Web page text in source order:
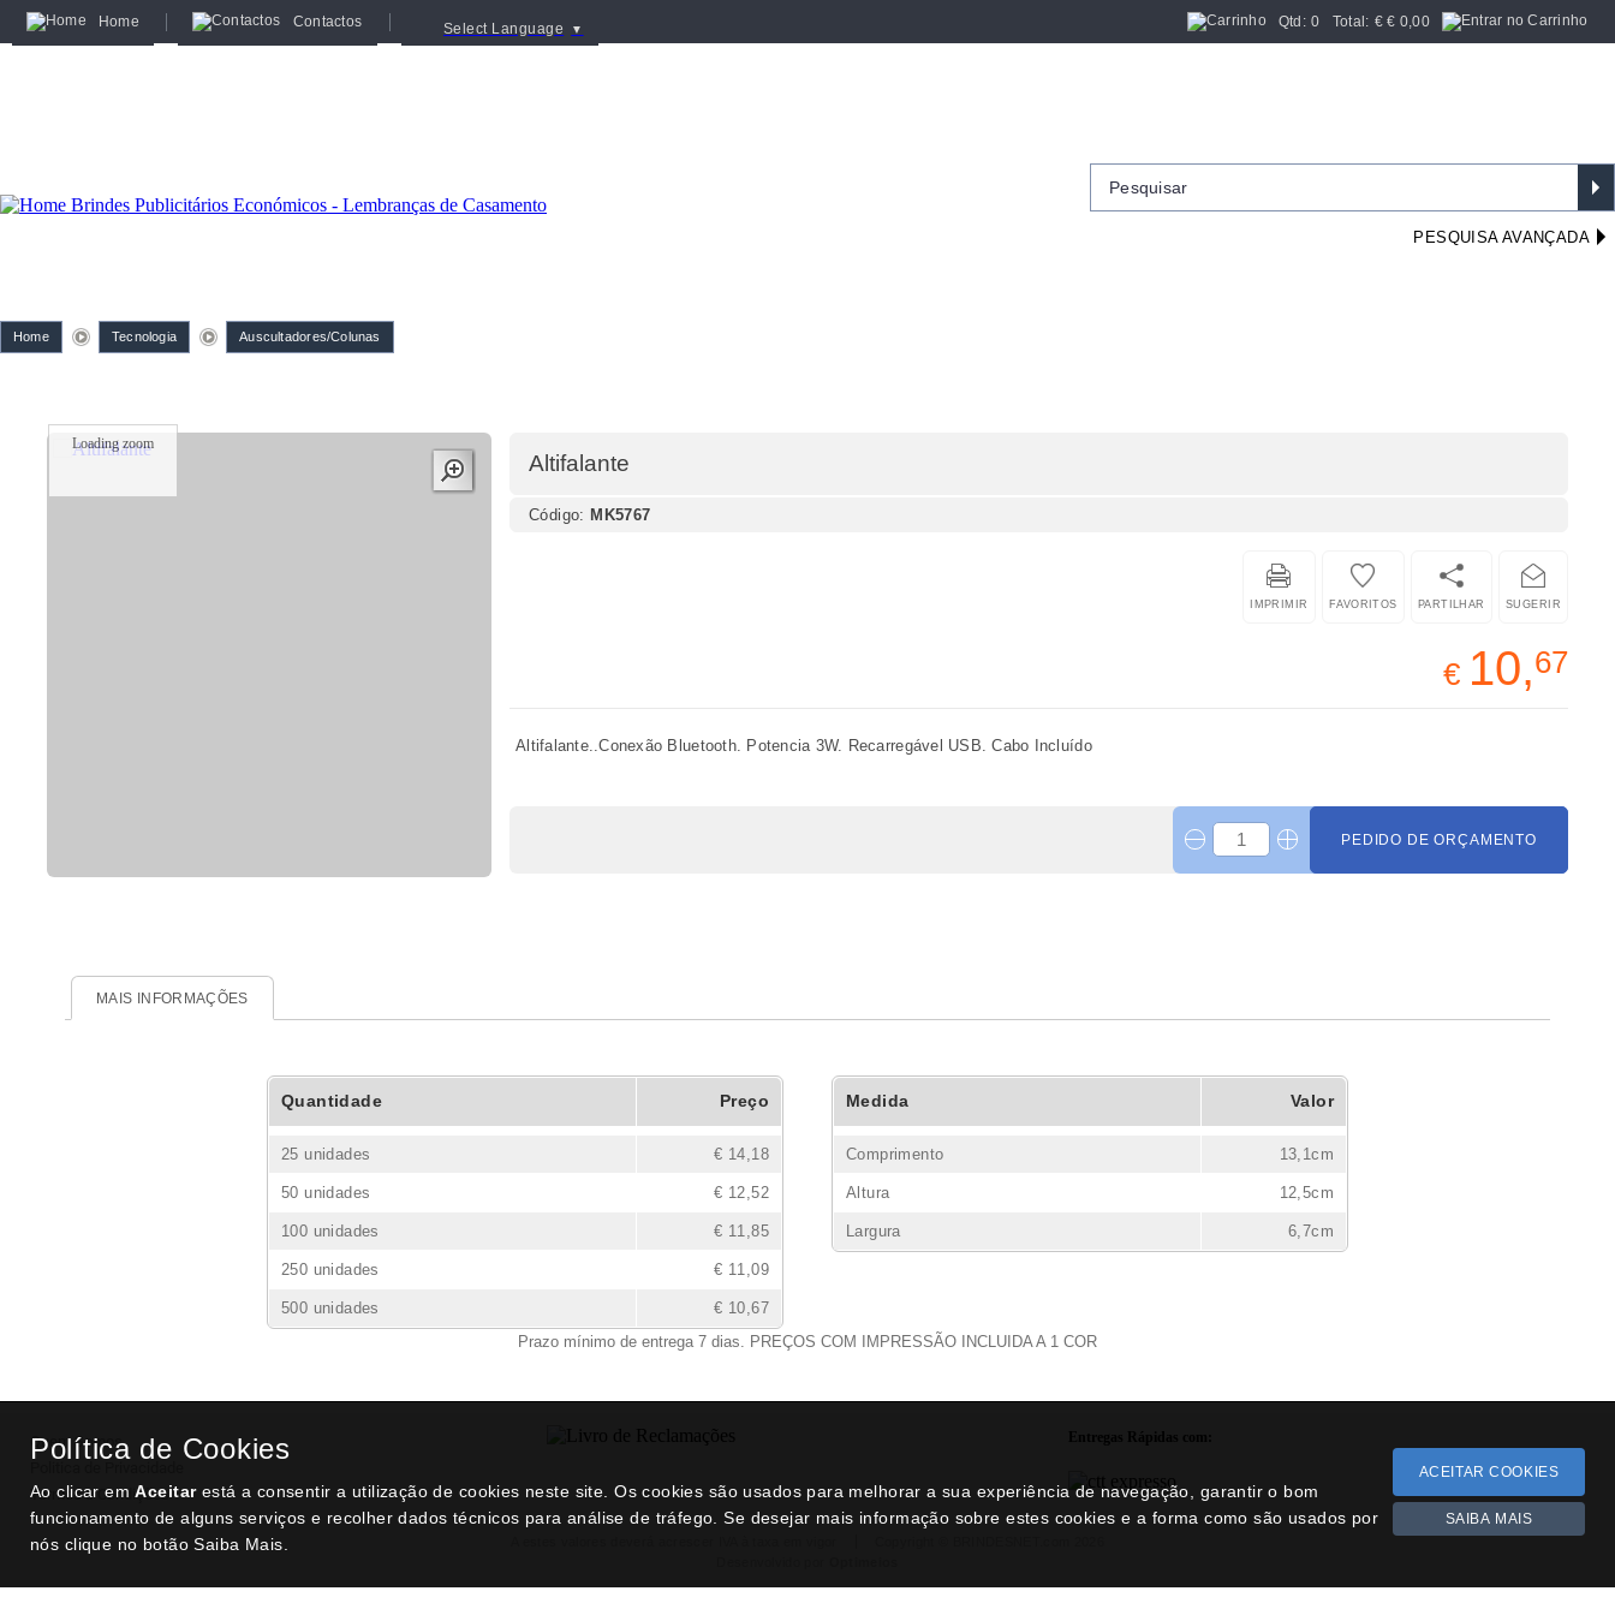
Home Contactos Select Language ▼ Qtd: 0 Total: €€ 0,00
PESQUISA AVANÇADA
Home Tecnologia Auscultadores/Colunas
Loading zoom
Altifalante
Código: MK5767
SUGERIR
PARTILHAR
FAVORITOS
IMPRIMIR
€ 10,67
Altifalante..Conexão Bluetooth. Potencia 3W. Recarregável USB. Cabo Incluído
PEDIDO DE ORÇAMENTO
MAIS INFORMAÇÕES
Quantidade Preço
25 unidades € 14,18
50 unidades € 12,52
100 unidades € 11,85
250 unidades € 11,09
500 unidades € 10,67
Medida Valor
Comprimento 13,1cm
Altura 12,5cm
Largura 6,7cm
Prazo mínimo de entrega 7 dias. PREÇOS COM IMPRESSÃO INCLUIDA A 1 COR
Quem Somos
Termos e Condições
Entregas Rápidas com:
Política de Cookies
Ao clicar emAceitarestá a consentir a utilização de cookies neste site. Os cookies são usados para melhorar a sua experiência de navegação, garantir o bom
funcionamento de alguns serviços e recolher dados técnicos para análise de tráfego. Se desejar mais informação sobre estes cookies e a forma como são usados por
nós clique no botão Saiba Mais.
ACEITAR COOKIES
SAIBA MAIS